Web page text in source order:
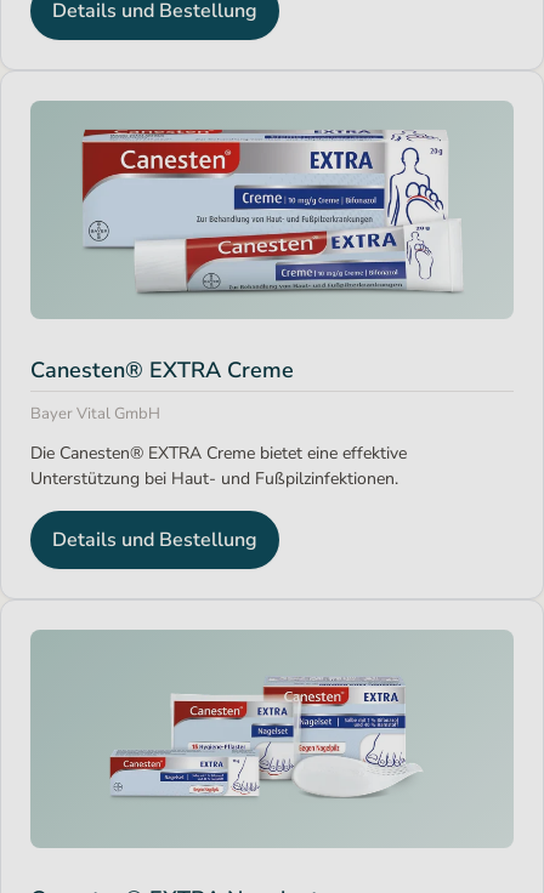
Details und Bestellung
Canesten® EXTRA Creme
Bayer Vital GmbH
Die Canesten® EXTRA Creme bietet eine effektive
Unterstützung bei Haut- und Fußpilzinfektionen.
Details und Bestellung